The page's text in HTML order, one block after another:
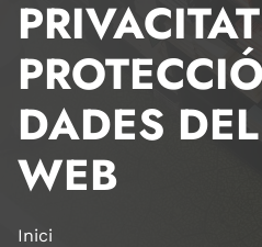
DADES
WEB
Inici